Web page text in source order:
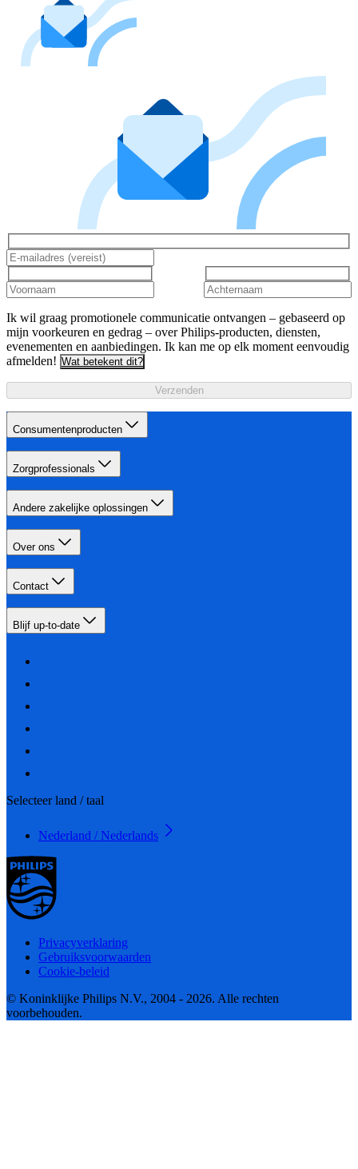
Ik wil graag promotionele communicatie ontvangen – gebaseerd op
mijn voorkeuren en gedrag – over Philips-producten, diensten,
evenementen en aanbiedingen. Ik kan me op elk moment eenvoudig
afmelden! Wat betekent dit?
Verzenden
Consumentenproducten
Zorgprofessionals
Andere zakelijke oplossingen
Over ons
Contact
Blijf up-to-date
Selecteer land / taal
Nederland / Nederlands
Privacyverklaring
Gebruiksvoorwaarden
Cookie-beleid
© Koninklijke Philips N.V., 2004 - 2026. Alle rechten
voorbehouden.